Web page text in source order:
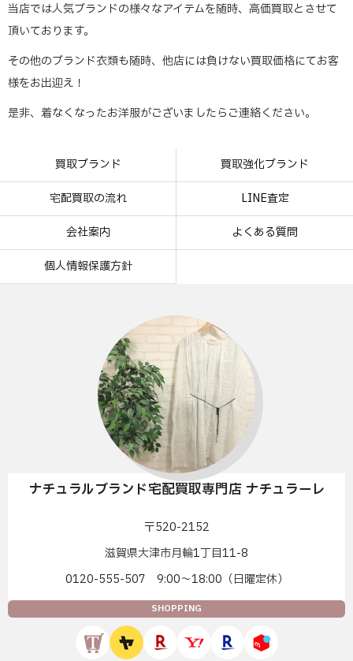
当店では人気ブランドの様々なアイテムを随時、高価買取とさせて
頂いております。
その他のブランド衣類も随時、他店には負けない買取価格にてお客
様をお出迎え！
是非、着なくなったお洋服がございましたらご連絡ください。
買取ブランド 買取強化ブランド
宅配買取の流れ LINE査定
会社案内 よくある質問
個人情報保護方針
ナチュラルブランド宅配買取専門店 ナチュラーレ
〒520-2152
滋賀県大津市月輪1丁目11-8
0120-555-507 9:00〜18:00（日曜定休）
SHOPPING